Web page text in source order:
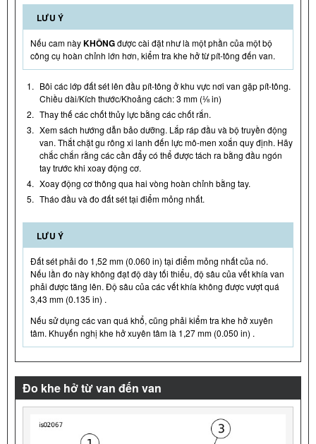
LƯU Ý
Nếu cam nàyKHÔNGđược cài đặt như là một phần của một bộ
công cụ hoàn chỉnh lớn hơn, kiểm tra khe hở từ pít-tông đến van.
1. Bôi các lớp đất sét lên đầu pít-tông ở khu vực nơi van gặp pít-tông.
Chiều dài/Kích thước/Khoảng cách: 3 mm (⅛ in)
2. Thay thế các chốt thủy lực bằng các chốt rắn.
3. Xem sách hướng dẫn bảo dưỡng. Lắp ráp đầu và bộ truyền động
van. Thắt chặt gu rông xi lanh đến lực mô-men xoắn quy định. Hãy
chắc chắn rằng các cần đẩy có thể được tách ra bằng đầu ngón
tay trước khi xoay động cơ.
4. Xoay động cơ thông qua hai vòng hoàn chỉnh bằng tay.
5. Tháo đầu và đo đất sét tại điểm mỏng nhất.
LƯU Ý
Đất sét phải đo 1,52 mm (0.060 in) tại điểm mỏng nhất của nó.
Nếu lần đo này không đạt độ dày tối thiểu, độ sâu của vết khía van
phải được tăng lên. Độ sâu của các vết khía không được vượt quá
3,43 mm (0.135 in) .
Nếu sử dụng các van quá khổ, cũng phải kiểm tra khe hở xuyên
tâm. Khuyến nghị khe hở xuyên tâm là 1,27 mm (0.050 in) .
Đo khe hở từ van đến van